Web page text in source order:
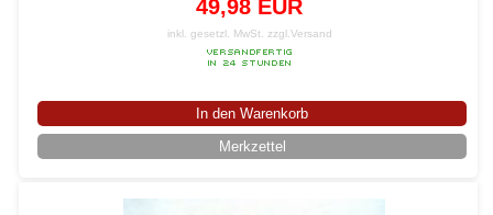
49,98 EUR
inkl. gesetzl. MwSt. zzgl.Versand
In den Warenkorb
Merkzettel